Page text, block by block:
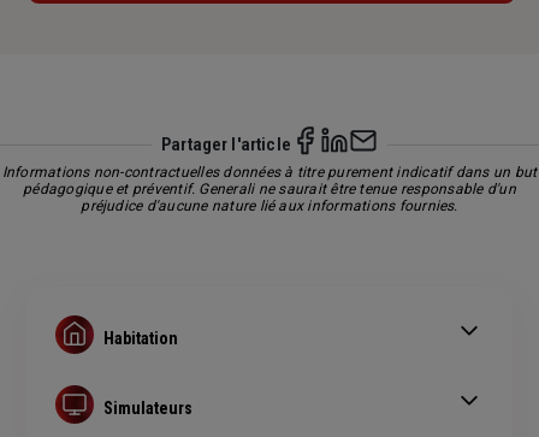
Partager l'article
Informations non-contractuelles données à titre purement indicatif dans un but
pédagogique et préventif. Generali ne saurait être tenue responsable d'un
préjudice d'aucune nature lié aux informations fournies.
Habitation
Feu de cheminée
Que faire en cas de sinistre logement
Simulateurs